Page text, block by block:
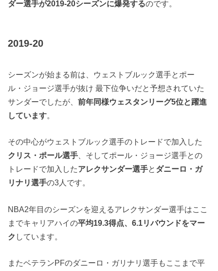
ダー選手が2019-20シーズンに爆発するのです。
2019-20
シーズンが始まる前は、ウェストブルック選手とポー
ル・ジョージ選手が抜け 最下位争いだと予想されていた
サンダーでしたが、前年同様ウェスタンリーグ5位と躍進
しています。
その中心がウェストブルック選手のトレードで加入した
クリス・ポール選手 、そしてポール・ジョージ選手との
トレードで加入したアレクサンダー選手と ダニーロ・ガ
リナリ選手の3人です。
NBA2年目のシーズンを迎えるアレクサンダー選手はここ
までキャリアハイの平均19.3得点、6.1リバウンドをマー
ク しています。
またベテランPFのダニーロ・ガリナリ選手もここまで平